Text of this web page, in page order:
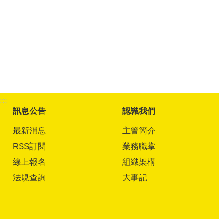
:::
訊息公告
最新消息
RSS訂閱
線上報名
法規查詢
認識我們
主管簡介
業務職掌
組織架構
大事記